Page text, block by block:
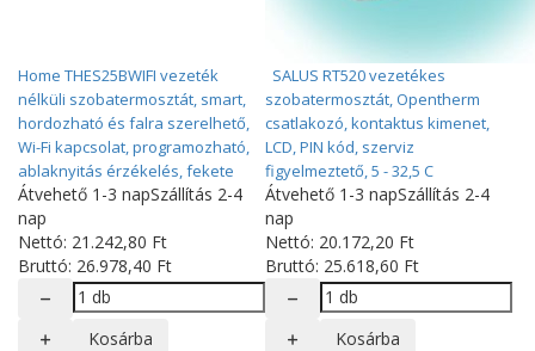
Home THES25BWIFI vezeték
nélküli szobatermosztát, smart,
hordozható és falra szerelhető,
Wi-Fi kapcsolat, programozható,
ablaknyitás érzékelés, fekete
Átvehető 1-3 napSzállítás 2-4
nap
Nettó: 21.242,80 Ft
Bruttó: 26.978,40 Ft
Kosárba
SALUS RT520 vezetékes
szobatermosztát, Opentherm
csatlakozó, kontaktus kimenet,
LCD, PIN kód, szerviz
figyelmeztető, 5 - 32,5 C
Átvehető 1-3 napSzállítás 2-4
nap
Nettó: 20.172,20 Ft
Bruttó: 25.618,60 Ft
Kosárba